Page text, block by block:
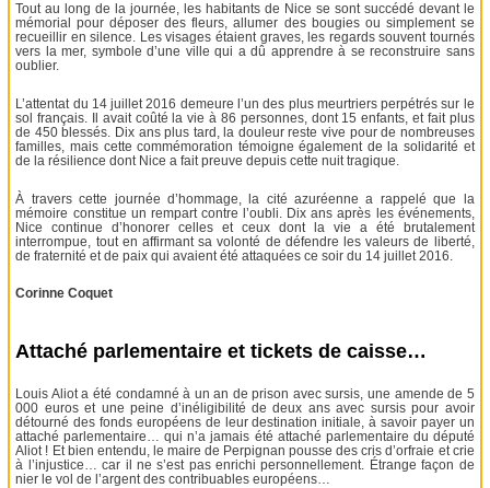
Tout au long de la journée, les habitants de Nice se sont succédé devant le
mémorial pour déposer des fleurs, allumer des bougies ou simplement se
recueillir en silence. Les visages étaient graves, les regards souvent tournés
vers la mer, symbole d’une ville qui a dû apprendre à se reconstruire sans
oublier.
L’attentat du 14 juillet 2016 demeure l’un des plus meurtriers perpétrés sur le
sol français. Il avait coûté la vie à 86 personnes, dont 15 enfants, et fait plus
de 450 blessés. Dix ans plus tard, la douleur reste vive pour de nombreuses
familles, mais cette commémoration témoigne également de la solidarité et
de la résilience dont Nice a fait preuve depuis cette nuit tragique.
À travers cette journée d’hommage, la cité azuréenne a rappelé que la
mémoire constitue un rempart contre l’oubli. Dix ans après les événements,
Nice continue d’honorer celles et ceux dont la vie a été brutalement
interrompue, tout en affirmant sa volonté de défendre les valeurs de liberté,
de fraternité et de paix qui avaient été attaquées ce soir du 14 juillet 2016.
Corinne Coquet
Attaché parlementaire et tickets de caisse…
Louis Aliot a été condamné à un an de prison avec sursis, une amende de 5
000 euros et une peine d’inéligibilité de deux ans avec sursis pour avoir
détourné des fonds européens de leur destination initiale, à savoir payer un
attaché parlementaire… qui n’a jamais été attaché parlementaire du député
Aliot ! Et bien entendu, le maire de Perpignan pousse des cris d’orfraie et crie
à l’injustice… car il ne s’est pas enrichi personnellement. Étrange façon de
nier le vol de l’argent des contribuables européens…